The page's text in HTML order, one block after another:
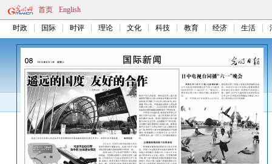
首页 English
时政 国际 时评 理论 文化 科技 教育 经济 生活